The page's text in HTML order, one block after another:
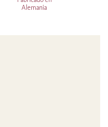
Alemania